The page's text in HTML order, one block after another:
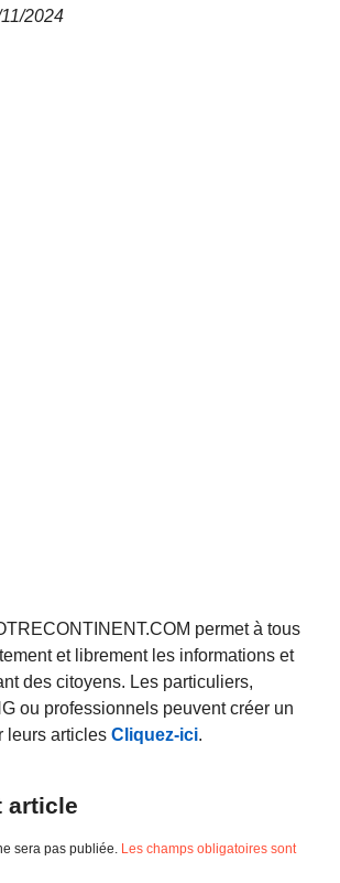
2024
permet à tous
et librement les informations et
des citoyens. Les particuliers,
ou professionnels peuvent créer un
leurs articles Cliquez-ici.
article
sera pas publiée. Les champs obligatoires sont